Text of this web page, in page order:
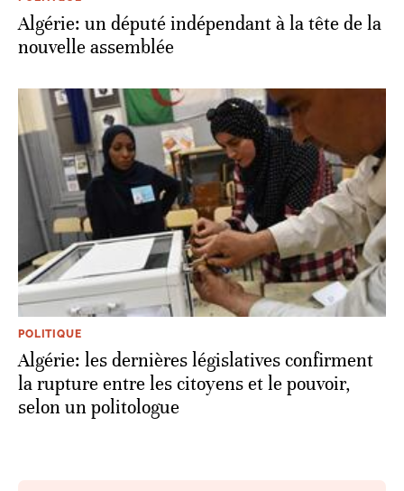
Algérie: un député indépendant à la tête de la
nouvelle assemblée
POLITIQUE
Algérie: les dernières législatives confirment
la rupture entre les citoyens et le pouvoir,
selon un politologue